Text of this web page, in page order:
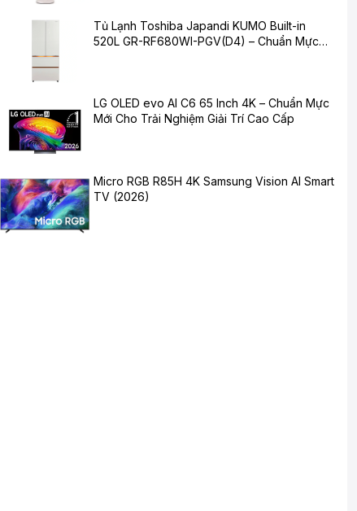
Tủ Lạnh Toshiba Japandi KUMO Built-in
520L GR-RF680WI-PGV(D4) – Chuẩn Mực
LG OLED evo AI C6 65 Inch 4K – Chuẩn Mực
Mới Cho Trải Nghiệm Giải Trí Cao Cấp
Micro RGB R85H 4K Samsung Vision AI Smart
TV (2026)